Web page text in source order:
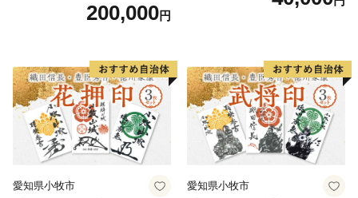
200,000円
愛知県小牧市 愛知県小牧市